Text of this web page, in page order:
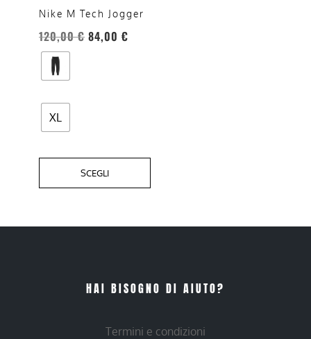
Nike M Tech Jogger
120,00€ 84,00 €
XL
SCEGLI
opzioni
essere
scelte
nella
del
prodotto
HAI BISOGNO DI AIUTO?
Termini e condizioni